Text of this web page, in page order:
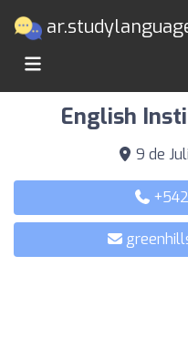
English
9 de